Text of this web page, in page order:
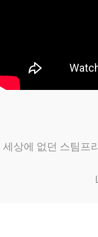
세상에 없던 스팀프